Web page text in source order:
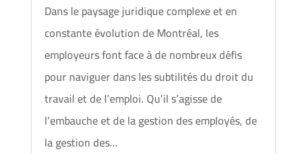
Dans le paysage juridique complexe et en
constante évolution de Montréal, les
employeurs font face à de nombreux défis
pour naviguer dans les subtilités du droit du
travail et de l’emploi. Qu’il s’agisse de
l’embauche et de la gestion des employés, de
la gestion des...